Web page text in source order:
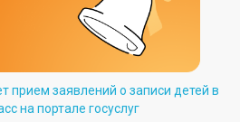
прием заявлений о записи детей в
на портале госуслуг